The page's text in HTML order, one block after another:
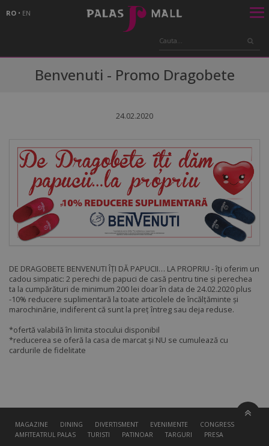
RO • EN
Benvenuti - Promo Dragobete
24.02.2020
DE DRAGOBETE BENVENUTI ÎȚI DĂ PAPUCII… LA PROPRIU - îți oferim un
cadou simpatic: 2 perechi de papuci de casă pentru tine și perechea
ta la cumpărături de minimum 200 lei doar în data de 24.02.2020 plus
-10% reducere suplimentară la toate articolele de încălțăminte și
marochinărie, indiferent că sunt la preț întreg sau deja reduse.
*ofertă valabilă în limita stocului disponibil
*reducerea se oferă la casa de marcat și NU se cumulează cu
cardurile de fidelitate
MAGAZINE DINING DIVERTISMENT EVENIMENTE
CONGRESS HALL
AMFITEATRUL PALAS
TURISTI PATINOAR TARGURI PRESA